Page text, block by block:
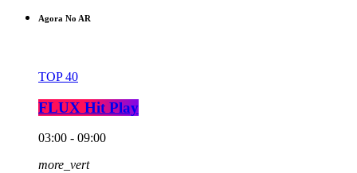
Agora No AR
TOP 40
FLUX Hit Play
03:00 - 09:00
more_vert